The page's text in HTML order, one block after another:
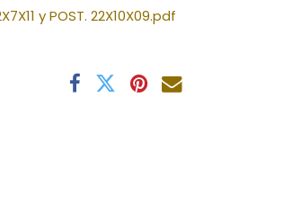
y POST. 22X10X09.pdf